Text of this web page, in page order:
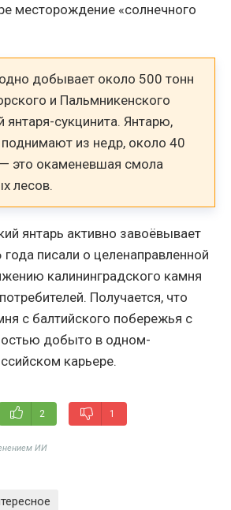
месторождение «солнечного
добывает около 500 тонн
и Пальмникенского
сукцинита. Янтарю,
из недр, около 40
это окаменевшая смола
лесов.
янтарь активно завоёвывает
писали о целенаправленной
калининградского камня
Получается, что
с балтийского побережья с
добыто в одном-
карьере.
2 1
ИИ